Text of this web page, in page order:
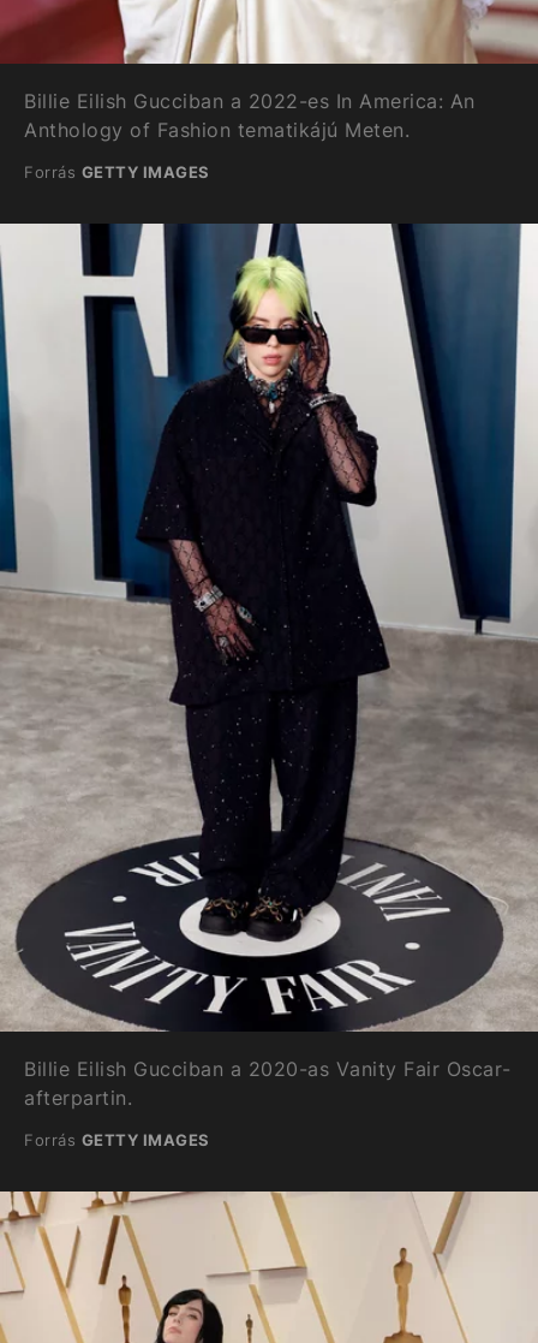
Billie Eilish Gucciban a 2022-es In America: An
Anthology of Fashion tematikájú Meten.
Forrás GETTY IMAGES
Billie Eilish Gucciban a 2020-as Vanity Fair Oscar-
afterpartin.
Forrás GETTY IMAGES